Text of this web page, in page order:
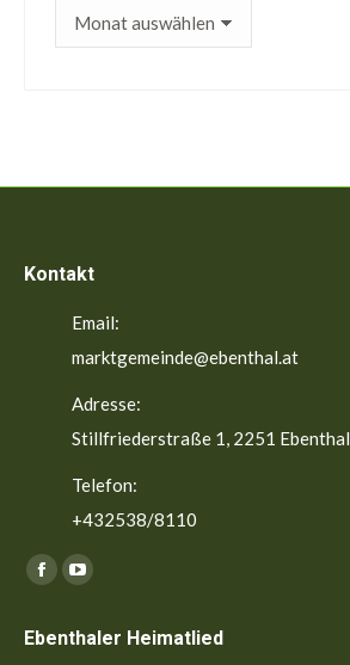
ältere
Kontakt
Email:
marktgemeinde@ebenthal.at
Adresse:
Stillfriederstraße 1, 2251 Ebenthal
Telefon:
+432538/8110
Finden Sie uns auf:
Facebook
opens
YouTube
opens
Ebenthaler Heimatlied